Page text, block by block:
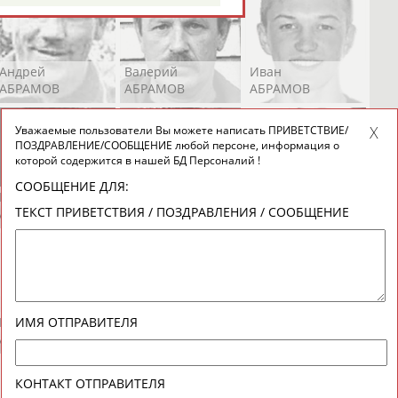
Андрей
АБРАМОВ
Валерий
АБРАМОВ
Иван
АБРАМОВ
Екатерина
АБРАМОВА
Ирина
АБРАМОВА
АБРАМОВА
Иракли
АБРАМЯН
Осеп
АБРАМЯН
АБРАРОВ
Уважаемые пользователи Вы можете написать ПРИВЕТСТВИЕ/
ПОЗДРАВЛЕНИЕ/СООБЩЕНИЕ любой персоне, информация о
которой содержится в нашей БД Персоналий !
СООБЩЕНИЕ ДЛЯ:
ТЕКСТ ПРИВЕТСТВИЯ / ПОЗДРАВЛЕНИЯ / СООБЩЕНИЕ
ИМЯ ОТПРАВИТЕЛЯ
КОНТАКТ ОТПРАВИТЕЛЯ